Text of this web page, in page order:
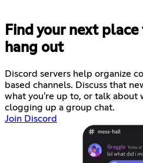
Find your next
hang out
Discord servers help organize
based channels. Discuss that
what you're up to, or talk
clogging up a group chat.
Join Discord